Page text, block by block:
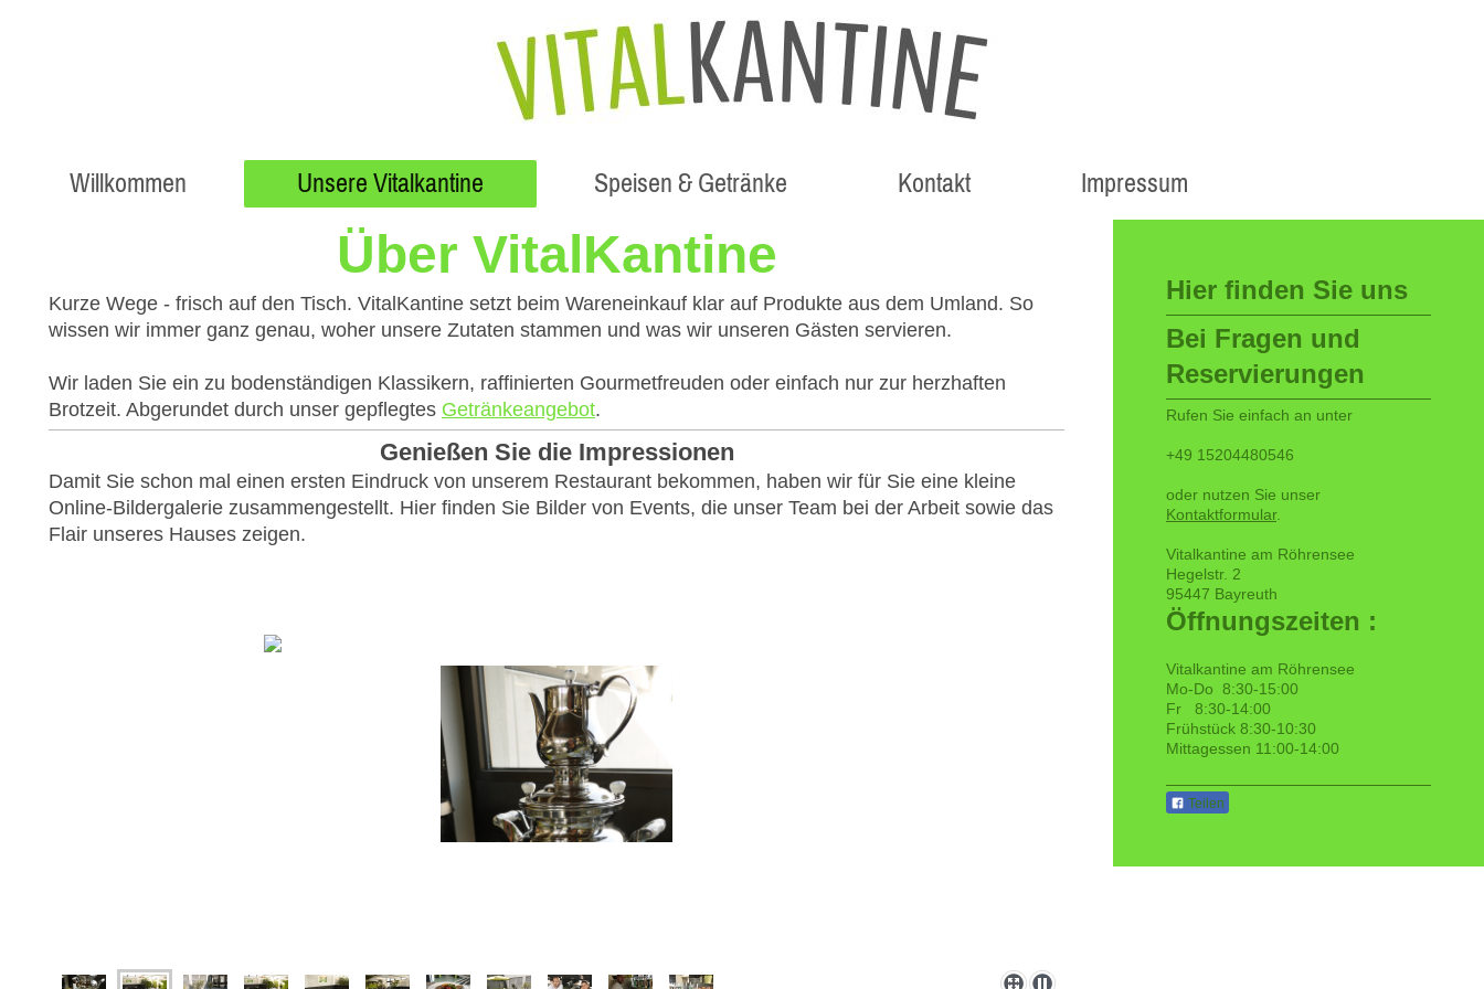
Willkommen Unsere Vitalkantine Speisen & Getränke Kontakt Impressum
Über VitalKantine
Kurze Wege - frisch auf den Tisch. VitalKantine setzt beim Wareneinkauf klar auf Produkte aus dem Umland. So
wissen wir immer ganz genau, woher unsere Zutaten stammen und was wir unseren Gästen servieren.
Wir laden Sie ein zu bodenständigen Klassikern, raffinierten Gourmetfreuden oder einfach nur zur herzhaften
Brotzeit. Abgerundet durch unser gepflegtes Getränkeangebot.
Genießen Sie die Impressionen
Damit Sie schon mal einen ersten Eindruck von unserem Restaurant bekommen, haben wir für Sie eine kleine
Online-Bildergalerie zusammengestellt. Hier finden Sie Bilder von Events, die unser Team bei der Arbeit sowie das
Flair unseres Hauses zeigen.
Hier finden Sie uns
Bei Fragen und
Reservierungen
Rufen Sie einfach an unter
+49 15204480546
oder nutzen Sie unser
Kontaktformular.
Vitalkantine am Röhrensee
Hegelstr. 2
95447 Bayreuth
Öffnungszeiten :
Vitalkantine am Röhrensee
Mo-Do 8:30-15:00
Fr 8:30-14:00
Frühstück 8:30-10:30
Mittagessen 11:00-14:00
Teilen